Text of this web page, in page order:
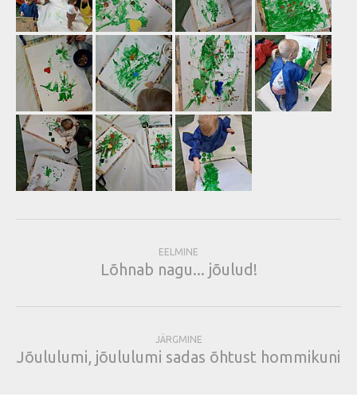
EELMINE
Lõhnab nagu... jõulud!
JÄRGMINE
Jõululumi, jõululumi sadas õhtust hommikuni